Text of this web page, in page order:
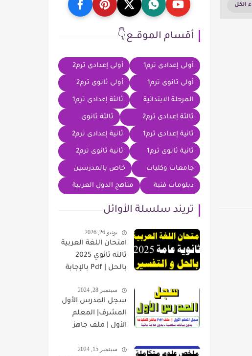
أقسام الموقــع👇
أولى إعدادى ترم1 أولى إعدادى ترم2
أولى ثانوى ترم1 أولى ثانوى ترم2
المرحلة الابتدائية ثالثة إعدادى ترم1
ثالثة إعدادى ترم2 ثالثة ثانوى
ثانية إعدادى ترم1 ثانية إعدادى ترم2
ثانية ثانوى ترم1 ثانية ثانوى ترم2
جامعات وكليات خاص بالمدرسين
دبلومات فنية مناهج الدول العربية
تريند سلسلة الأوائل
يونيو 26, 2026
امتحان اللغة العربية
تالته ثانوي 2025
بالحل | Pdf بالإجابة
سبتمبر 28, 2024
سجل المدرس الأول
المشرف| المعلم
الأول | ملف جاهز
شخصية
سبتمبر 15, 2024